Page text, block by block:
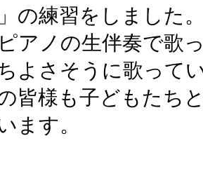
の練習をしました
アノの生伴奏で歌
よさそうに歌って
皆様も子どもたち
ます。